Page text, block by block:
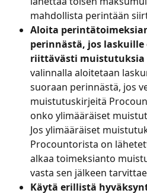
mahdollista perintään
Aloita
perinnästä, jos
riittävästi muistutuksia
valinnalla aloitetaan
suoraan perinnästä, jos
muistutuskirjeitä
onko ylimääräiset
Jos ylimääräiset
Procountorista on
alkaa toimeksianto
vasta sen jälkeen
Käytä erillistä